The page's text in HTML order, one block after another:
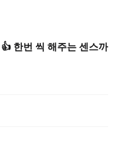
한번 씩 해주는 센스까